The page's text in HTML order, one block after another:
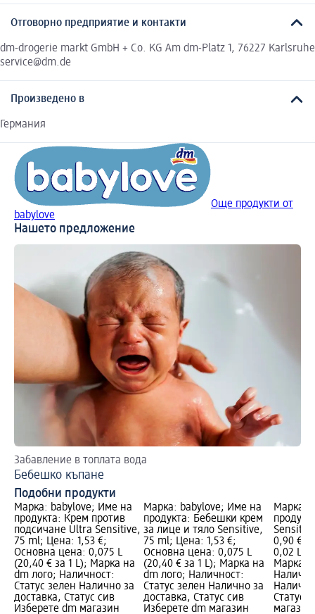
Отговорно предприятие и контакти
dm-drogerie markt GmbH + Co. KG Am dm-Platz 1, 76227 Karlsruhe
service@dm.de
Произведено в
Германия
Още продукти от
babylove
Нашето предложение
Забавление в топлата вода
Бебешко къпане
Подобни продукти
Марка: babylove; Име на
продукта: Крем против
подсичане Ultra Sensitive,
75 ml; Цена: 1,53 €;
Основна цена: 0,075 L
(20,40 € за 1 L); Марка на
dm лого; Наличност:
Статус зелен Налично за
доставка, Статус сив
Изберете dm магазин
Марка: babylove; Име на
продукта: Бебешки крем
за лице и тяло Sensitive,
75 ml; Цена: 1,53 €;
Основна цена: 0,075 L
(20,40 € за 1 L); Марка на
dm лого; Наличност:
Статус зелен Налично за
доставка, Статус сив
Изберете dm магазин
Марка:
0,90 €;
0,02 L
Марка
Статус
магазин